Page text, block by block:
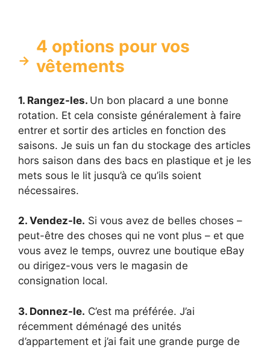
4 options pour vos
vêtements
1. Rangez-les. Un bon placard a une bonne
rotation. Et cela consiste généralement à faire
entrer et sortir des articles en fonction des
saisons. Je suis un fan du stockage des articles
hors saison dans des bacs en plastique et je les
mets sous le lit jusqu’à ce qu’ils soient
nécessaires.
2. Vendez-le. Si vous avez de belles choses –
peut-être des choses qui ne vont plus – et que
vous avez le temps, ouvrez une boutique eBay
ou dirigez-vous vers le magasin de
consignation local.
3. Donnez-le. C’est ma préférée. J’ai
récemment déménagé des unités
d’appartement et j’ai fait une grande purge de